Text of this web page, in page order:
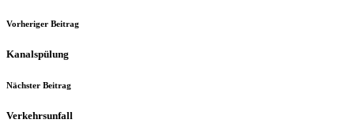
Vorheriger Beitrag
Kanalspülung
Nächster Beitrag
Verkehrsunfall